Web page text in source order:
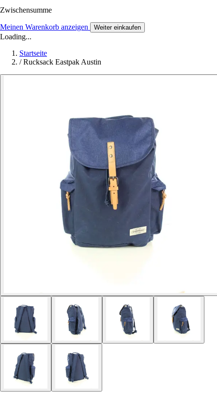
Zwischensumme
Meinen Warenkorb anzeigen Weiter einkaufen
Loading...
Startseite
/ Rucksack Eastpak Austin